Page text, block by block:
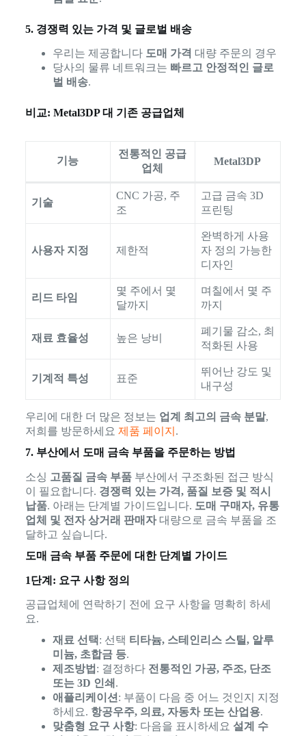
5. 경쟁력 있는 가격 및 글로벌 배송
우리는 제공합니다 도매 가격 대량 주문의 경우
당사의 물류 네트워크는 빠르고 안정적인 글로
벌 배송.
비교: Metal3DP 대 기존 공급업체
기능
전통적인 공급
업체
Metal3DP
기술
CNC 가공, 주
조
고급 금속 3D
프린팅
사용자 지정 제한적
완벽하게 사용
자 정의 가능한
디자인
리드 타임
몇 주에서 몇
달까지
며칠에서 몇 주
까지
재료 효율성 높은 낭비
폐기물 감소, 최
적화된 사용
기계적 특성 표준
뛰어난 강도 및
내구성
우리에 대한 더 많은 정보는 업계 최고의 금속 분말,
저희를 방문하세요 제품 페이지 .
7. 부산에서 도매 금속 부품을 주문하는 방법
소싱 고품질 금속 부품부산에서 구조화된 접근 방식
이 필요합니다. 경쟁력 있는 가격, 품질 보증 및 적시
납품. 아래는 단계별 가이드입니다. 도매 구매자, 유통
업체 및 전자 상거래 판매자대량으로 금속 부품을 조
달하고 싶습니다.
도매 금속 부품 주문에 대한 단계별 가이드
1단계: 요구 사항 정의
공급업체에 연락하기 전에 요구 사항을 명확히 하세
요.
재료 선택 : 선택 티타늄, 스테인리스 스틸, 알루
미늄, 초합금 등.
제조방법 : 결정하다 전통적인 가공, 주조, 단조
또는 3D 인쇄 .
애플리케이션: 부품이 다음 중 어느 것인지 지정
하세요. 항공우주, 의료, 자동차 또는 산업용.
맞춤형 요구 사항: 다음을 표시하세요 설계 수